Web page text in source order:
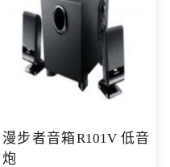
漫步者音箱R101V 低音
炮